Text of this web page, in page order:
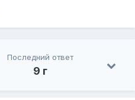
Последний ответ
9 г